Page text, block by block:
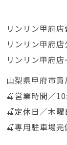
リンリン甲府
リンリン甲府
リンリン甲府
山梨県甲府市
🍒営業時間／
🍒定休日／木曜
🍒専用駐車場完